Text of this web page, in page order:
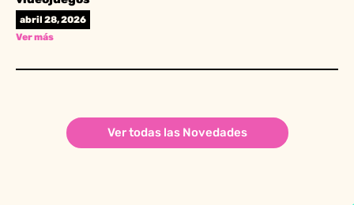
abril 28, 2026
Ver más
Ver todas las Novedades